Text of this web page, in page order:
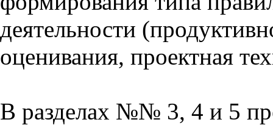
деятельности
оценивания, проектная
В разделах №№ 3, 4 и 5